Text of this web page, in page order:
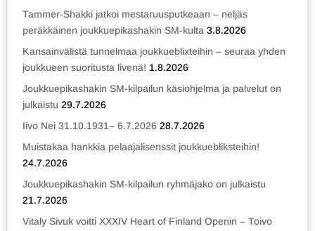
Tammer-Shakki jatkoi mestaruusputkeaan – neljäs
peräkkäinen joukkuepikashakin SM-kulta 3.8.2026
Kansainvälistä tunnelmaa joukkueblixteihin – seuraa yhden
joukkueen suoritusta livenä! 1.8.2026
Joukkuepikashakin SM-kilpailun käsiohjelma ja palvelut on
julkaistu 29.7.2026
Iivo Nei 31.10.1931– 6.7.2026 28.7.2026
Muistakaa hankkia pelaajalisenssit joukkuebliksteihin!
24.7.2026
Joukkuepikashakin SM-kilpailun ryhmäjako on julkaistu
21.7.2026
Vitaly Sivuk voitti XXXIV Heart of Finland Openin – Toivo